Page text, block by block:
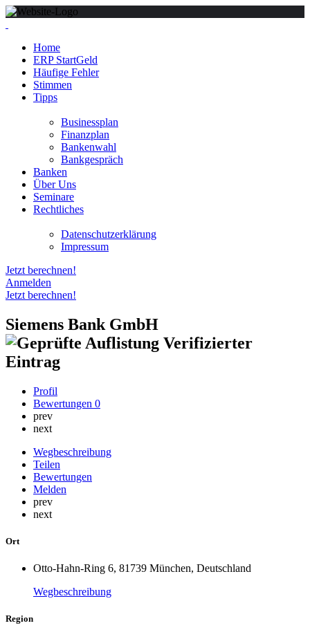
Home
ERP StartGeld
Häufige Fehler
Stimmen
Tipps
Businessplan
Finanzplan
Bankenwahl
Bankgespräch
Banken
Über Uns
Seminare
Rechtliches
Datenschutzerklärung
Impressum
Jetzt berechnen!
Anmelden
Jetzt berechnen!
Siemens Bank GmbH
Verifizierter
Eintrag
Profil
Bewertungen 0
prev
next
Wegbeschreibung
Teilen
Bewertungen
Melden
prev
next
Ort
Otto-Hahn-Ring 6, 81739 München, Deutschland
Wegbeschreibung
Region